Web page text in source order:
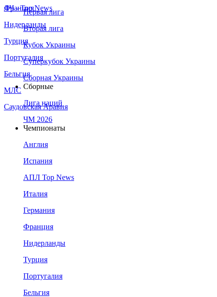
Франция
Нидерланды
Турция
Португалия
Бельгия
МЛС
Саудовская Аравия
ЛЧ - Top News
Первая лига
Вторая лига
Кубок Украины
Суперкубок Украины
Сборная Украины
Сборные
Лига наций
ЧМ 2026
Чемпионаты
Англия
Испания
АПЛ Top News
Италия
Германия
Франция
Нидерланды
Турция
Португалия
Бельгия